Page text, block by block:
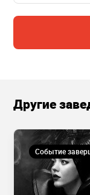
Другие
Событие